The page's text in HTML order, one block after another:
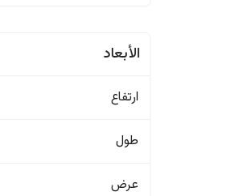
الأبعاد
ارتفاع
طول
عرض